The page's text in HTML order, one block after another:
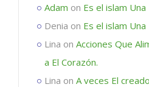
Adam on Es el islam
Denia on Es el islam
Lina on Acciones Que
a El Corazón.
Lina on A veces El